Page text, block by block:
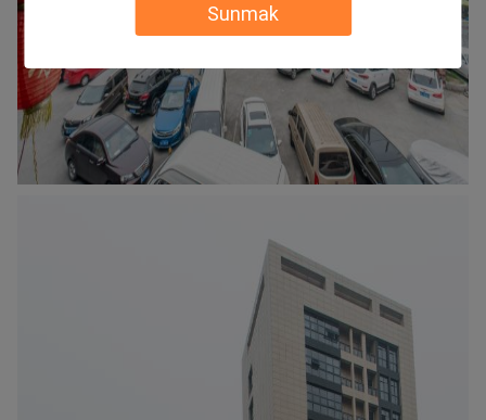
Sunmak